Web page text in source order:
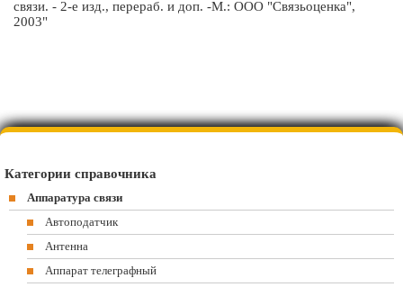
связи. - 2-е изд., перераб. и доп. -М.: ООО "Связьоценка",
2003"
Категории справочника
Аппаратура связи
Автоподатчик
Антенна
Аппарат телеграфный